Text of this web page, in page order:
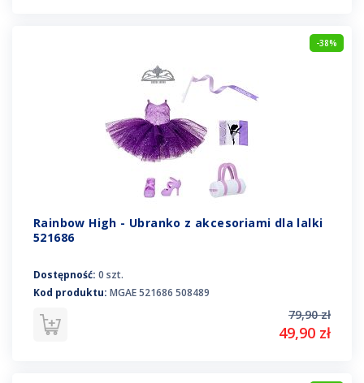
-38%
Rainbow High - Ubranko z akcesoriami dla lalki
521686
Dostępność: 0 szt.
Kod produktu: MGAE 521686 508489
79,90 zł
49,90 zł